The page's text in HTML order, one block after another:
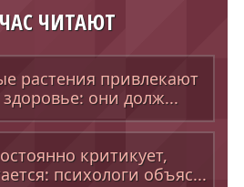
ЧИТАЮТ
растения привлекают
здоровье: они долж...
критикует,
психологи объяс...